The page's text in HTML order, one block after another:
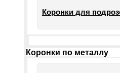
Коронки для
Коронки по металлу